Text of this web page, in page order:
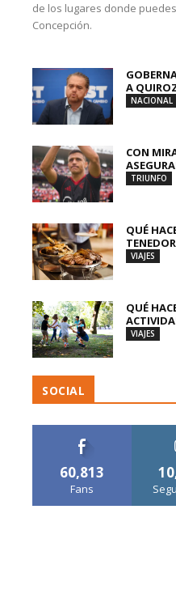
de los lugares donde
Concepción.
A
NACIONAL
CON
TRIUNFO
QUÉ
VIAJES
QUÉ
VIAJES
SOCIAL
60,813
Fans